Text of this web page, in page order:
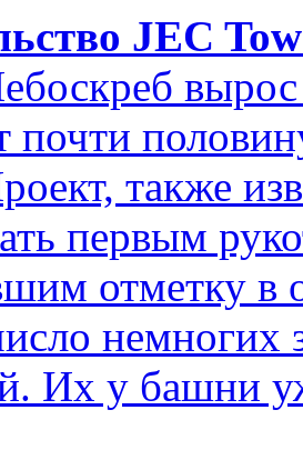
JEC
почти
также
первым
отметку в
Их у башни